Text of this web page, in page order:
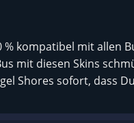
% kompatibel mit allen
mit diesen Skins
Shores sofort, dass